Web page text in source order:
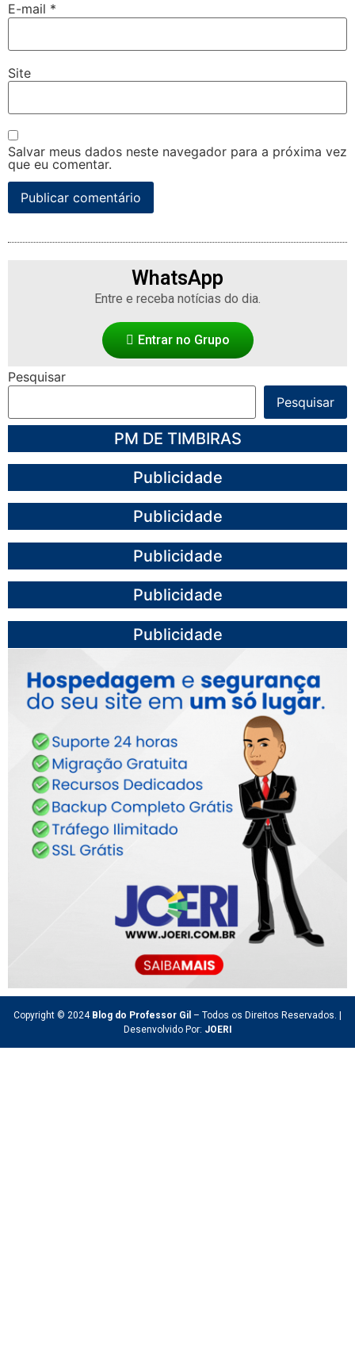
E-mail *
Site
Salvar meus dados neste navegador para a próxima vez
que eu comentar.
WhatsApp
Entre e receba notícias do dia.
Entrar no Grupo
Pesquisar
Pesquisar
PM DE TIMBIRAS
Publicidade
Publicidade
Publicidade
Publicidade
Publicidade
Copyright © 2024 Blog do Professor Gil – Todos os Direitos Reservados. |
Desenvolvido Por: JOERI